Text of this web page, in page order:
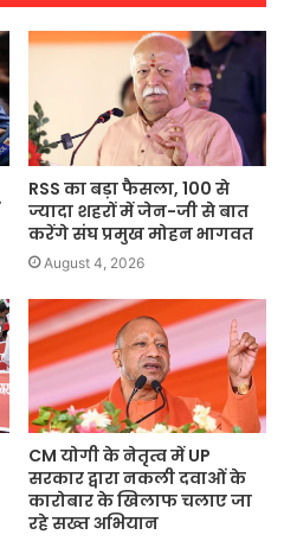
RSS का बड़ा फैसला, 100 से
ज्यादा शहरों में जेन-जी से बात
करेंगे संघ प्रमुख मोहन भागवत
August 4, 2026
CM योगी के नेतृत्व में UP
सरकार द्वारा नकली दवाओं के
कारोबार के खिलाफ चलाए जा
रहे सख्त अभियान